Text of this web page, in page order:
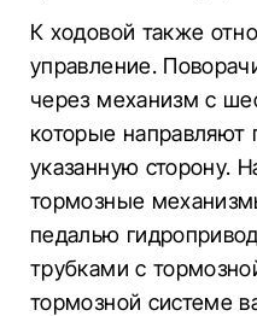
К ходовой также
управление.
через механизм с
которые направляют
указанную сторону.
тормозные
педалью
трубками с
тормозной системе